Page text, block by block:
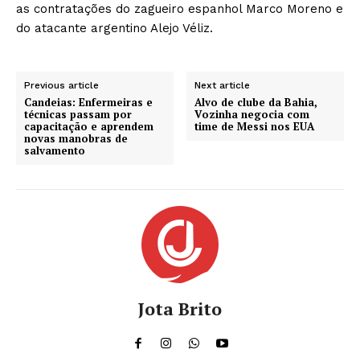
as contratações do zagueiro espanhol Marco Moreno e
do atacante argentino Alejo Véliz.
Previous article
Candeias: Enfermeiras e
técnicas passam por
capacitação e aprendem
novas manobras de
salvamento
Next article
Alvo de clube da Bahia,
Vozinha negocia com
time de Messi nos EUA
Jota Brito